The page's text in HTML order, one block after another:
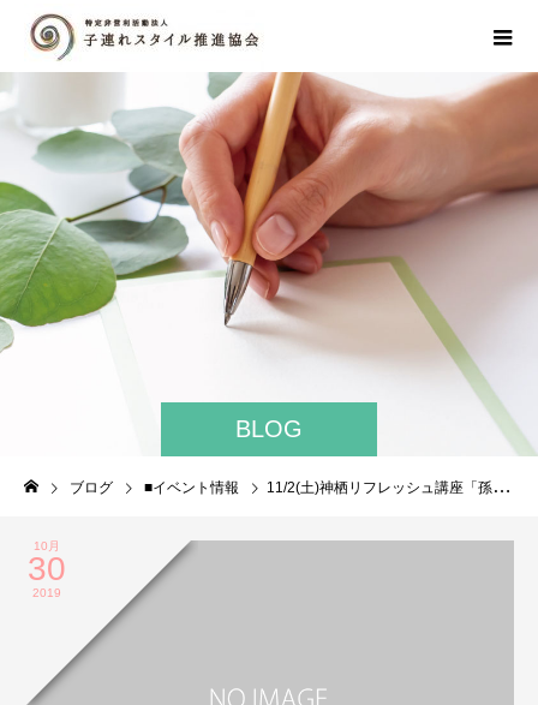
BLOG
ブログ ■イベント情報 11/2(土)神栖リフレッシュ講座「孫育て」
10月
30
2019